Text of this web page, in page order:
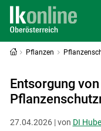
Pflanzen
Entsorgung von
27.04.2026 | von DI